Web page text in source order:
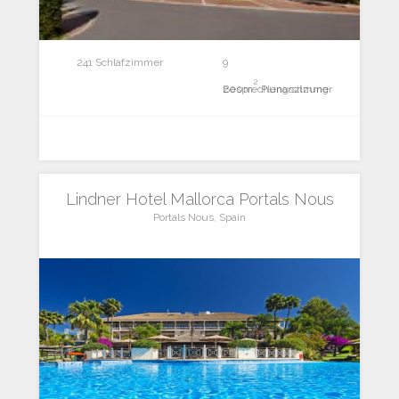
241 Schlafzimmer 9
Besprechungszimmer
200m
2
Plenarsitzung
Lindner Hotel Mallorca Portals Nous
Portals Nous, Spain